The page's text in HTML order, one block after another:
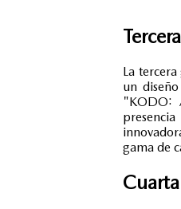
La
un
"KODO:
gama de